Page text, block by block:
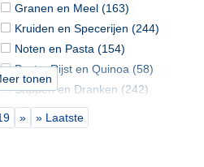
Granen en Meel (163)
Kruiden en Specerijen (244)
Noten en Pasta (154)
Pasta, Rijst en Quinoa (58)
Sappen en Dranken (242)
Suikers en Zoetstoffen (103)
Superfood & Raw Food (200)
tonen
» » Laatste